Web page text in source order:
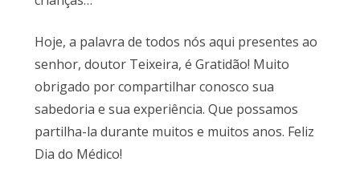
Hoje, a palavra de todos nós aqui presentes ao
senhor, doutor Teixeira, é Gratidão! Muito
obrigado por compartilhar conosco sua
sabedoria e sua experiência. Que possamos
partilha-la durante muitos e muitos anos. Feliz
Dia do Médico!